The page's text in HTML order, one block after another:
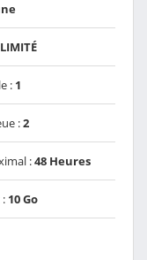
LIMITÉ
: 1
:2
:48 Heures
10 Go